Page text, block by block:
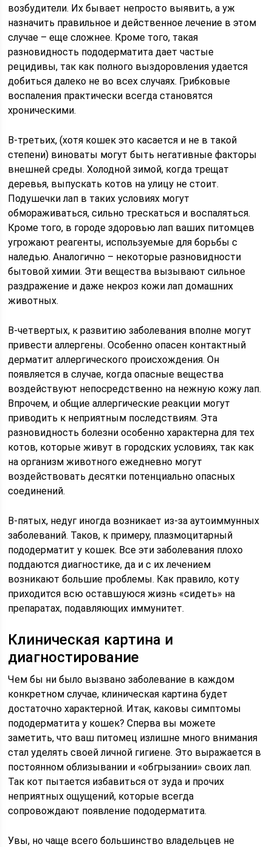
возбудители. Их бывает непросто выявить, а уж
назначить правильное и действенное лечение в этом
случае – еще сложнее. Кроме того, такая
разновидность пододерматита дает частые
рецидивы, так как полного выздоровления удается
добиться далеко не во всех случаях. Грибковые
воспаления практически всегда становятся
хроническими.
В-третьих, (хотя кошек это касается и не в такой
степени) виноваты могут быть негативные факторы
внешней среды. Холодной зимой, когда трещат
деревья, выпускать котов на улицу не стоит.
Подушечки лап в таких условиях могут
обмораживаться, сильно трескаться и воспаляться.
Кроме того, в городе здоровью лап ваших питомцев
угрожают реагенты, используемые для борьбы с
наледью. Аналогично – некоторые разновидности
бытовой химии. Эти вещества вызывают сильное
раздражение и даже некроз кожи лап домашних
животных.
В-четвертых, к развитию заболевания вполне могут
привести аллергены. Особенно опасен контактный
дерматит аллергического происхождения. Он
появляется в случае, когда опасные вещества
воздействуют непосредственно на нежную кожу лап.
Впрочем, и общие аллергические реакции могут
приводить к неприятным последствиям. Эта
разновидность болезни особенно характерна для тех
котов, которые живут в городских условиях, так как
на организм животного ежедневно могут
воздействовать десятки потенциально опасных
соединений.
В-пятых, недуг иногда возникает из-за аутоиммунных
заболеваний. Таков, к примеру, плазмоцитарный
пододерматит у кошек. Все эти заболевания плохо
поддаются диагностике, да и с их лечением
возникают большие проблемы. Как правило, коту
приходится всю оставшуюся жизнь «сидеть» на
препаратах, подавляющих иммунитет.
Клиническая картина и
диагностирование
Чем бы ни было вызвано заболевание в каждом
конкретном случае, клиническая картина будет
достаточно характерной. Итак, каковы симптомы
пододерматита у кошек? Сперва вы можете
заметить, что ваш питомец излишне много внимания
стал уделять своей личной гигиене. Это выражается в
постоянном облизывании и «обгрызании» своих лап.
Так кот пытается избавиться от зуда и прочих
неприятных ощущений, которые всегда
сопровождают появление пододерматита.
Увы, но чаще всего большинство владельцев не